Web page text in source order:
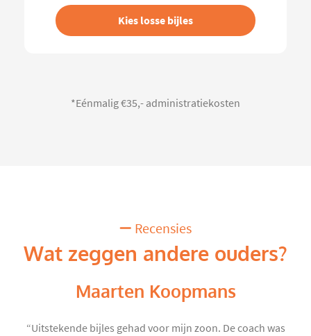
Kies losse bijles
*Eénmalig €35,- administratiekosten
Recensies
Wat zeggen andere ouders?
Maarten Koopmans
“Uitstekende bijles gehad voor mijn zoon. De coach was